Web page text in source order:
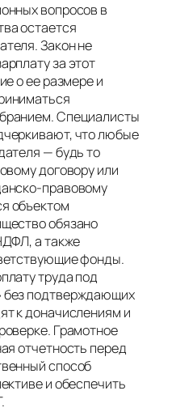
вопросов в
остается
Закон не
за этот
о ее размере и
Специалисты
что любые
— будь то
договору или
правовому
объектом
обязано
а также
фонды.
труда под
без подтверждающих
к доначислениям и
Грамотное
отчетность перед
способ
и обеспечить